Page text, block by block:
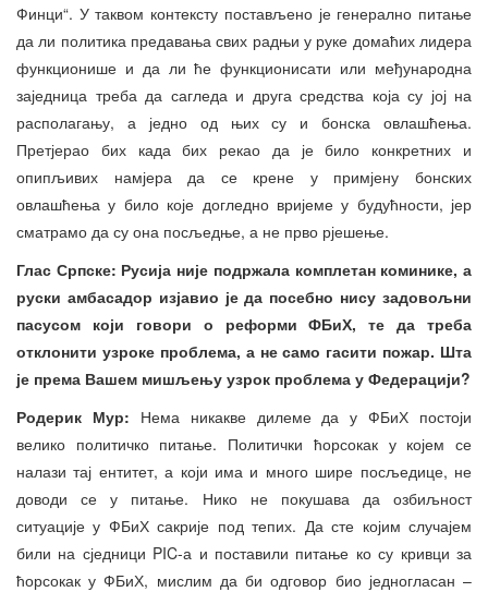
Финци“. У таквом контексту постављено је генерално питање
да ли политика предавања свих радњи у руке домаћих лидера
функционише и да ли ће функционисати или међународна
заједница треба да сагледа и друга средства која су јој на
располагању, а једно од њих су и бонска овлашћења.
Претјерао бих када бих рекао да је било конкретних и
опипљивих намјера да се крене у примјену бонских
овлашћења у било које догледно вријеме у будућности, јер
сматрамо да су она посљедње, а не прво рјешење.
Глас Српске: Русија није подржала комплетан коминике, а
руски амбасадор изјавио је да посебно нису задовољни
пасусом који говори о реформи ФБиХ, те да треба
отклонити узроке проблема, а не само гасити пожар. Шта
је према Вашем мишљењу узрок проблема у Федерацији?
Родерик Мур: Нема никакве дилеме да у ФБиХ постоји
велико политичко питање. Политички ћорсокак у којем се
налази тај ентитет, а који има и много шире посљедице, не
доводи се у питање. Нико не покушава да озбиљност
ситуације у ФБиХ сакрије под тепих. Да сте којим случајем
били на сједници PIC-а и поставили питање ко су кривци за
ћорсокак у ФБиХ, мислим да би одговор био једногласан –